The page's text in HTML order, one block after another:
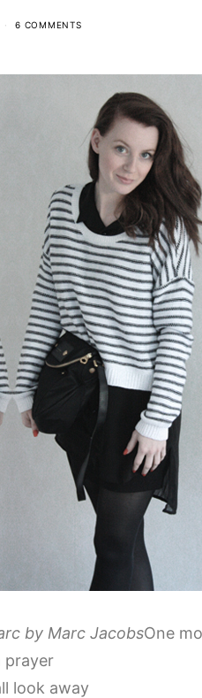
6 COMMENTS
by Marc JacobsOne
prayer
look away